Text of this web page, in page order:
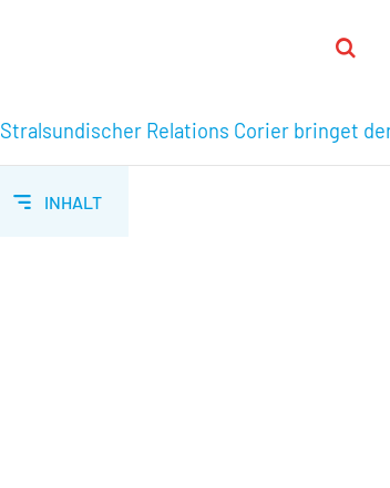
Stralsundischer Relations Corier bringet
INHALT